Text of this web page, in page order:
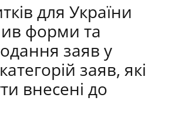
для України
форми та
заяв у
заяв, які
внесені до